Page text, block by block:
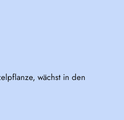
wächst in den